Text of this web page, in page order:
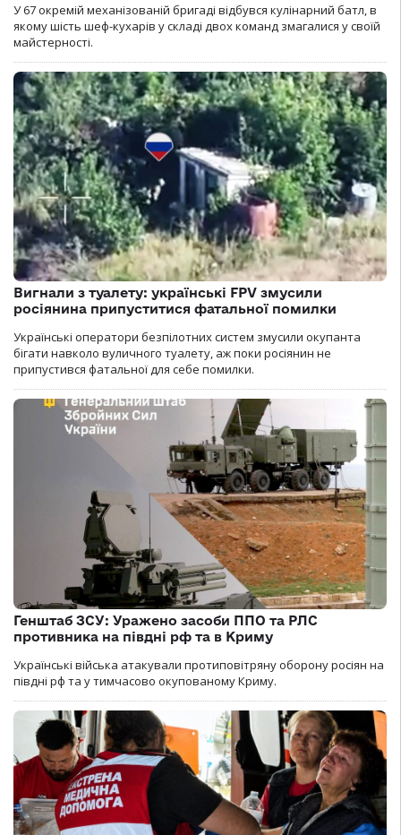
У 67 окремій механізованій бригаді відбувся кулінарний батл, в
якому шість шеф-кухарів у складі двох команд змагалися у своїй
майстерності.
Вигнали з туалету: українські FPV змусили
росіянина припуститися фатальної помилки
Українські оператори безпілотних систем змусили окупанта
бігати навколо вуличного туалету, аж поки росіянин не
припустився фатальної для себе помилки.
Генштаб ЗСУ: Уражено засоби ППО та РЛС
противника на півдні рф та в Криму
Українські війська атакували протиповітряну оборону росіян на
півдні рф та у тимчасово окупованому Криму.